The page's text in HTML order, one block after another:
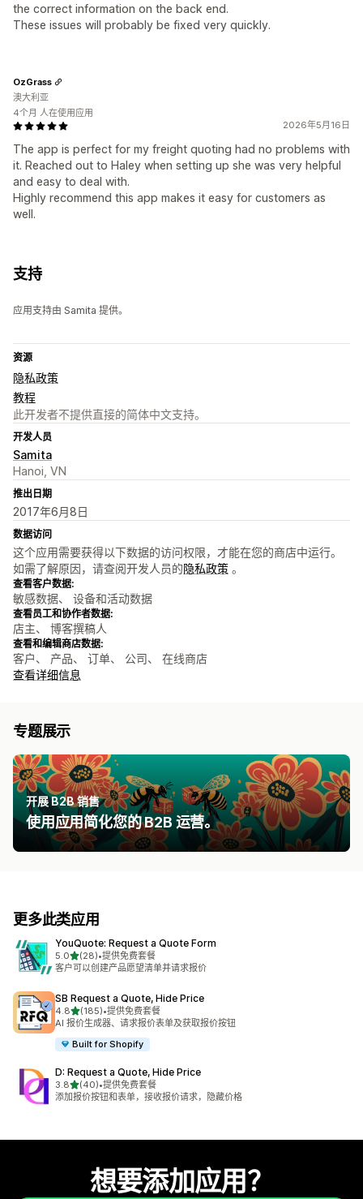
the correct information on the back end.
These issues will probably be fixed very quickly.
2026年5月16日
The app is perfect for my freight quoting had no problems with
it. Reached out to Haley when setting up she was very helpful
and easy to deal with.
Highly recommend this app makes it easy for customers as
well.
OzGrass
澳大利亚
4个月 人在使用应用
支持
应用支持由 Samita 提供。
资源
隐私政策
教程
此开发者不提供直接的简体中文支持。
开发人员
Samita
Hanoi, VN
推出日期
2017年6月8日
数据访问
这个应用需要获得以下数据的访问权限，才能在您的商店中运行。
如需了解原因，请查阅开发人员的隐私政策 。
查看客户数据:
敏感数据、 设备和活动数据
查看员工和协作者数据:
店主、 博客撰稿人
查看和编辑商店数据:
客户、 产品、 订单、 公司、 在线商店
查看详细信息
专题展示
开展 B2B 销售
使用应用简化您的 B2B 运营。
更多此类应用
YouQuote: Request a Quote Form
5.0星（满分 5 星）
(28)
总共 28 条评论
•提供免费套餐
客户可以创建产品愿望清单并请求报价
SB Request a Quote, Hide Price
4.8星（满分 5 星）
(185)
总共 185 条评论
•提供免费套餐
AI 报价生成器、请求报价表单及获取报价按钮
Built for Shopify
D: Request a Quote, Hide Price
3.8星（满分 5 星）
(40)
总共 40 条评论
•提供免费套餐
添加报价按钮和表单，接收报价请求，隐藏价格
想要添加应用？